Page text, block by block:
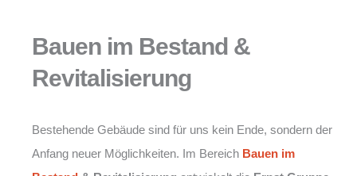
Bauen im Bestand &
Revitalisierung
Bestehende Gebäude sind für uns kein Ende, sondern der
Anfang neuer Möglichkeiten. Im Bereich Bauen im